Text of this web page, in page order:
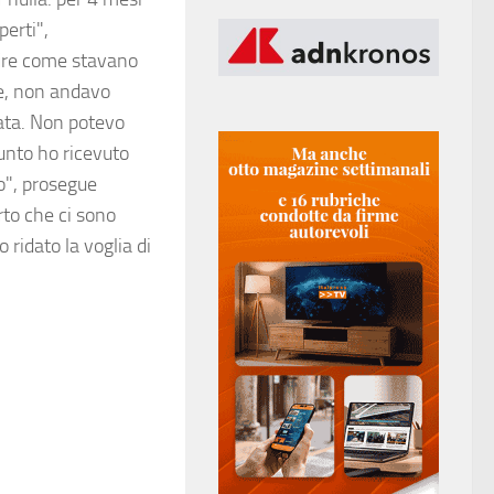
come stavano
non andavo
Non potevo
ho ricevuto
prosegue
che ci sono
ridato la voglia di